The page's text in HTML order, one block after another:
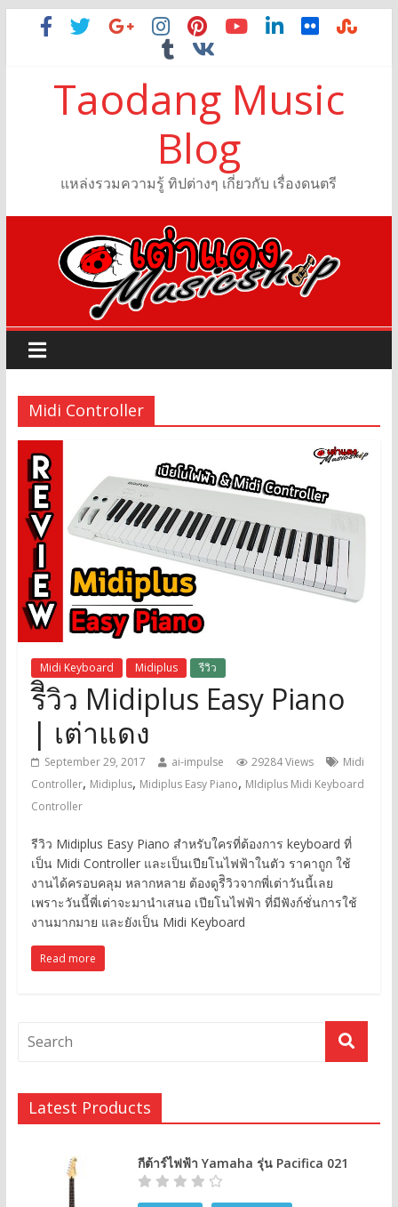
Taodang Music
Blog
แหล่งรวมความรู้ ทิปต่างๆ เกี่ยวกับ เรื่องดนตรี
Midi Controller
Midi Keyboard Midiplus รีวิว
รีิวิว Midiplus Easy Piano
| เต่าแดง
September 29, 2017 ai-impulse 29284 Views
Midi
Controller, Midiplus, Midiplus Easy Piano, MIdiplus Midi Keyboard
Controller
รีวิว Midiplus Easy Piano สำหรับใครที่ต้องการ keyboard ที่
เป็น Midi Controller และเป็นเปียโนไฟฟ้าในตัว ราคาถูก ใช้
งานได้ครอบคลุม หลากหลาย ต้องดูรีิวิวจากพี่เต่าวันนี้เลย
เพราะวันนี้พี่เต่าจะมานำเสนอ เปียโนไฟฟ้า ที่มีฟังก์ชั่นการใช้
งานมากมาย และยังเป็น Midi Keyboard
Read more
Latest Products
กีต้าร์ไฟฟ้า Yamaha รุ่น Pacifica 021